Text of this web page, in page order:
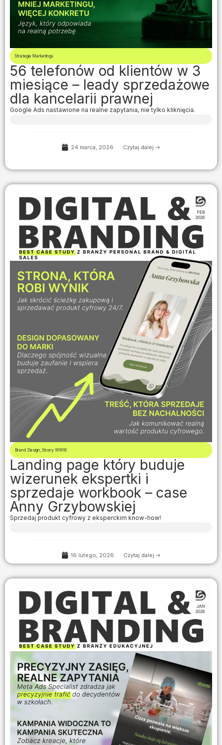
Strategia Marketingu
56 telefonów od klientów w 3
miesiące – leady sprzedażowe
dla kancelarii prawnej
Google Ads nastawione na realne zapytania, nie tylko kliknięcia.
24 marca, 2026 Czytaj dalej ->
Brand Design, Strony WWW
Landing page który buduje
wizerunek ekspertki i
sprzedaje workbook – case
Anny Grzybowskiej
Sprzedaj produkt cyfrowy z eksperckim know-how!
16 lutego, 2026 Czytaj dalej ->